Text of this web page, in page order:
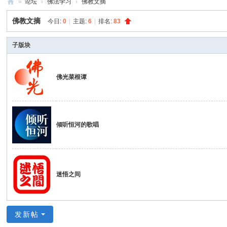
禅
净
中
» 论坛 › 佛法学习 › 佛教文摘
佛教文摘 今日:0 主题:6 排名:83
子版块
佛光菜根谭
倾听恒河的歌唱
迷悟之间
发新帖